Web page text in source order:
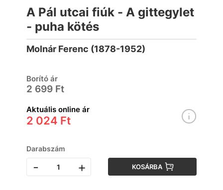
A Pál utcai fiúk - A gittegylet
- puha kötés
Molnár Ferenc (1878-1952)
Borító ár
2 699 Ft
Aktuális online ár
2 024 Ft
Darabszám
- + KOSÁRBA